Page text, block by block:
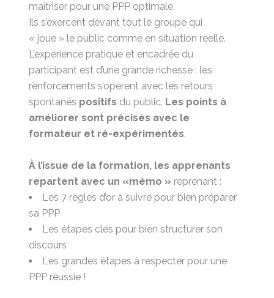
maîtriser pour une PPP optimale.
Ils s’exercent devant tout le groupe qui
« joue » le public comme en situation réelle.
L’expérience pratique et encadrée du
participant est d’une grande richesse : les
renforcements s’opèrent avec les retours
spontanés positifs du public. Les points à
améliorer sont précisés avec le
formateur et ré-expérimentés.
À l’issue de la formation, les apprenants
repartent avec un «mémo » reprenant :
Les 7 règles d’or à suivre pour bien préparer
sa PPP
Les étapes clés pour bien structurer son
discours
Les grandes étapes à respecter pour une
PPP réussie !